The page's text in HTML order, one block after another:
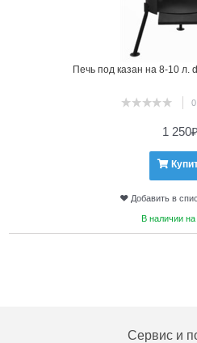
Печь под казан на 8-10 л.
1 250₽
Добавить в
В наличии на
Сервис и